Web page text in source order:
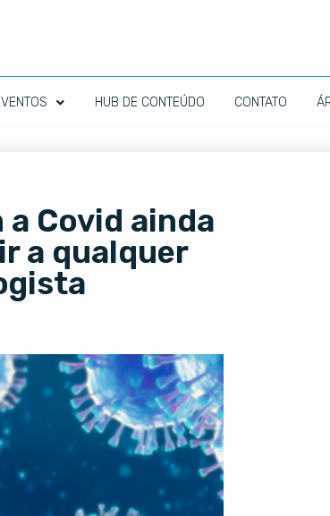
HUB DE CONTEÚDO CONTATO
Covid ainda
a qualquer